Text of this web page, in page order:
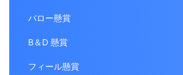
バロー懸賞
B＆D 懸賞
フィール懸賞